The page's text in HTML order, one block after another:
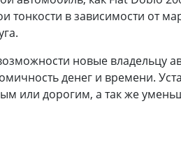
тонкости в зависимости от
новые владельцу
денег и времени.
или дорогим, а так же